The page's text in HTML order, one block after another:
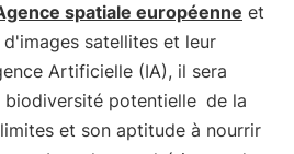
spatiale européenne et
satellites et leur
Artificielle (IA), il sera
biodiversité potentielle de la
et son aptitude à nourrir